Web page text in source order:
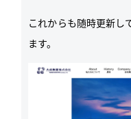
これからも随時更新し
ます。